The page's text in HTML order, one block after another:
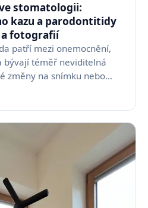
stomatologii:
kazu a parodontitidy
a fotografií
patří mezi onemocnění,
bývají téměř neviditelná
změny na snímku nebo